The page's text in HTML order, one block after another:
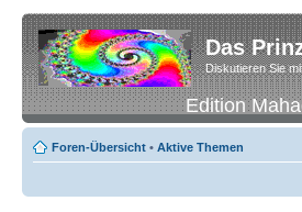
Das
Diskutieren Sie
Edition
Foren-Übersicht • Aktive Themen